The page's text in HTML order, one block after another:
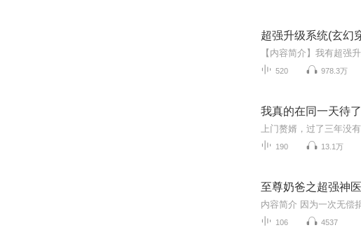
超强升级系统(玄幻
520 978.3万
我真的在同一天待
190 13.1万
至尊奶爸之超强神
106 4537